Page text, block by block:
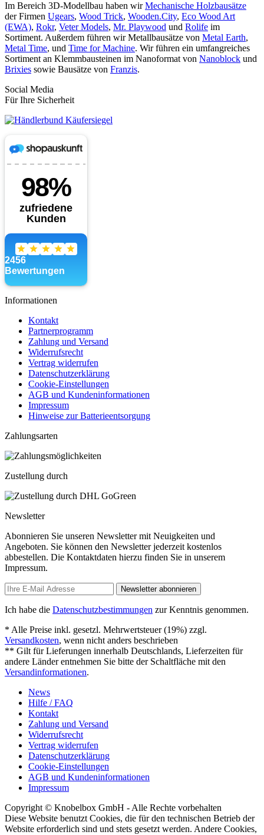
Im Bereich 3D-Modellbau haben wirMechanische Holzbausätze
der Firmen Ugears, Wood Trick, Wooden.City, Eco Wood Art
(EWA), Rokr, Veter Models, Mr. Playwood und Rolife im
Sortiment. Außerdem führen wir Metallbausätze von Metal Earth,
Metal Time, und Time for Machine. Wir führen ein umfangreiches
Sortiment an Klemmbausteinen im Nanoformat von Nanoblock und
Brixies sowie Bausätze von Franzis.
Social Media
Für Ihre Sicherheit
Informationen
Kontakt
Partnerprogramm
Zahlung und Versand
Widerrufsrecht
Vertrag widerrufen
Datenschutzerklärung
Cookie-Einstellungen
AGB und Kundeninformationen
Impressum
Hinweise zur Batterieentsorgung
Zahlungsarten
Zustellung durch
Newsletter
Abonnieren Sie unseren Newsletter mit Neuigkeiten und
Angeboten. Sie können den Newsletter jederzeit kostenlos
abbestellen. Die Kontaktdaten hierzu finden Sie in unserem
Impressum.
Newsletter abonnieren
Ich habe die Datenschutzbestimmungen zur Kenntnis genommen.
* Alle Preise inkl. gesetzl. Mehrwertsteuer (19%) zzgl.
Versandkosten, wenn nicht anders beschrieben
** Gilt für Lieferungen innerhalb Deutschlands, Lieferzeiten für
andere Länder entnehmen Sie bitte der Schaltfläche mit den
Versandinformationen.
News
Hilfe / FAQ
Kontakt
Zahlung und Versand
Widerrufsrecht
Vertrag widerrufen
Datenschutzerklärung
Cookie-Einstellungen
AGB und Kundeninformationen
Impressum
Copyright © Knobelbox GmbH - Alle Rechte vorbehalten
Diese Website benutzt Cookies, die für den technischen Betrieb der
Website erforderlich sind und stets gesetzt werden. Andere Cookies,